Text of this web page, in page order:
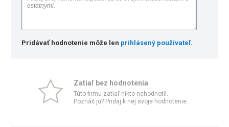
Pridávať hodnotenie môže len prihlásený používateľ.
Zatiaľ bez hodnotenia
Túto firmu zatiaľ nikto nehodnotil.
Poznáš ju? Pridaj k nej svoje hodnotenie.